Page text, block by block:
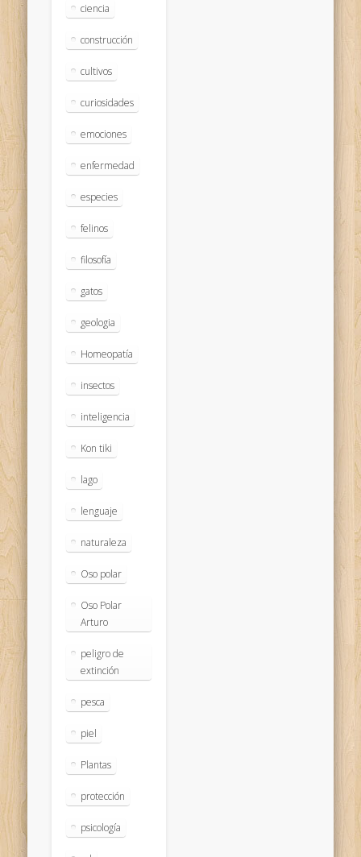
ciencia
construcción
cultivos
curiosidades
emociones
enfermedad
especies
felinos
filosofía
gatos
geologia
Homeopatía
insectos
inteligencia
Kon tiki
lago
lenguaje
naturaleza
Oso polar
Oso Polar
Arturo
peligro de
extinción
pesca
piel
Plantas
protección
psicología